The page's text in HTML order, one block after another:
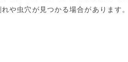
や虫穴が見つかる場合があります。